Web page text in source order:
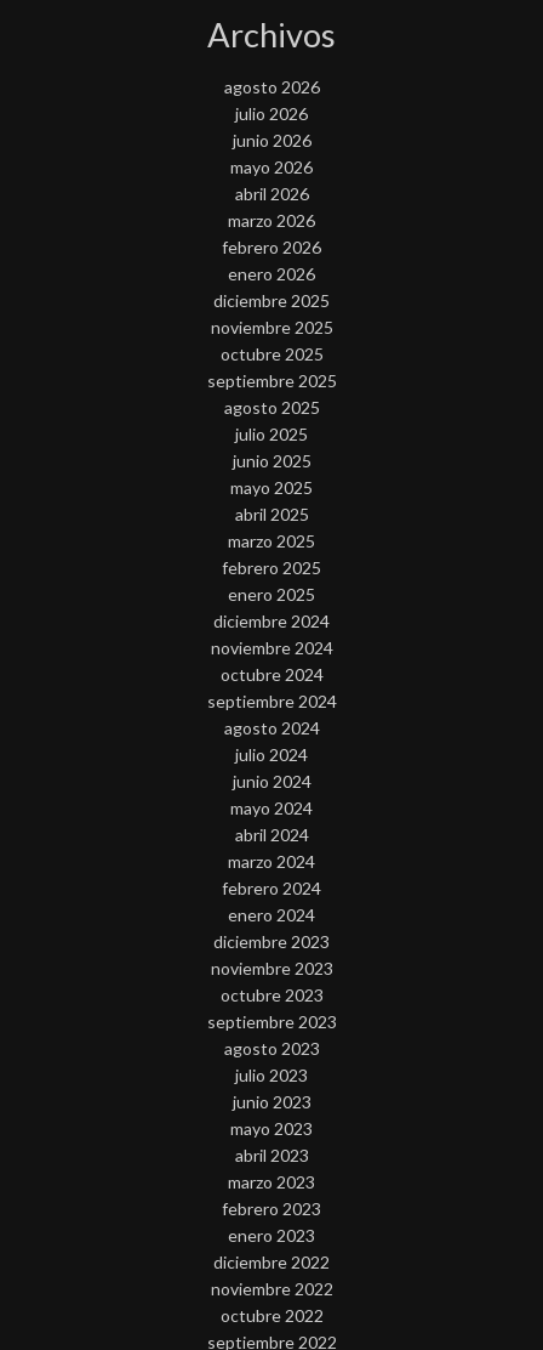
Archivos
agosto 2026
julio 2026
junio 2026
mayo 2026
abril 2026
marzo 2026
febrero 2026
enero 2026
diciembre 2025
noviembre 2025
octubre 2025
septiembre 2025
agosto 2025
julio 2025
junio 2025
mayo 2025
abril 2025
marzo 2025
febrero 2025
enero 2025
diciembre 2024
noviembre 2024
octubre 2024
septiembre 2024
agosto 2024
julio 2024
junio 2024
mayo 2024
abril 2024
marzo 2024
febrero 2024
enero 2024
diciembre 2023
noviembre 2023
octubre 2023
septiembre 2023
agosto 2023
julio 2023
junio 2023
mayo 2023
abril 2023
marzo 2023
febrero 2023
enero 2023
diciembre 2022
noviembre 2022
octubre 2022
septiembre 2022